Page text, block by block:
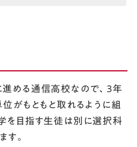
める通信高校なので、3年
がもともと取れるように組
を目指す生徒は別に選択科
。